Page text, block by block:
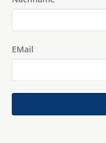
EMail